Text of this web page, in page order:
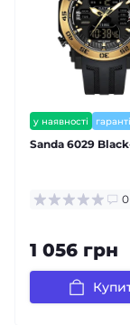
у наявності
Sanda 6029
0
1 056 грн